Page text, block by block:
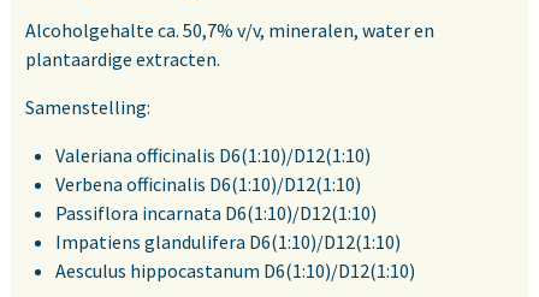
Alcoholgehalte ca. 50,7% v/v, mineralen, water en
plantaardige extracten.
Samenstelling:
Valeriana officinalis D6(1:10)/D12(1:10)
Verbena officinalis D6(1:10)/D12(1:10)
Passiflora incarnata D6(1:10)/D12(1:10)
Impatiens glandulifera D6(1:10)/D12(1:10)
Aesculus hippocastanum D6(1:10)/D12(1:10)